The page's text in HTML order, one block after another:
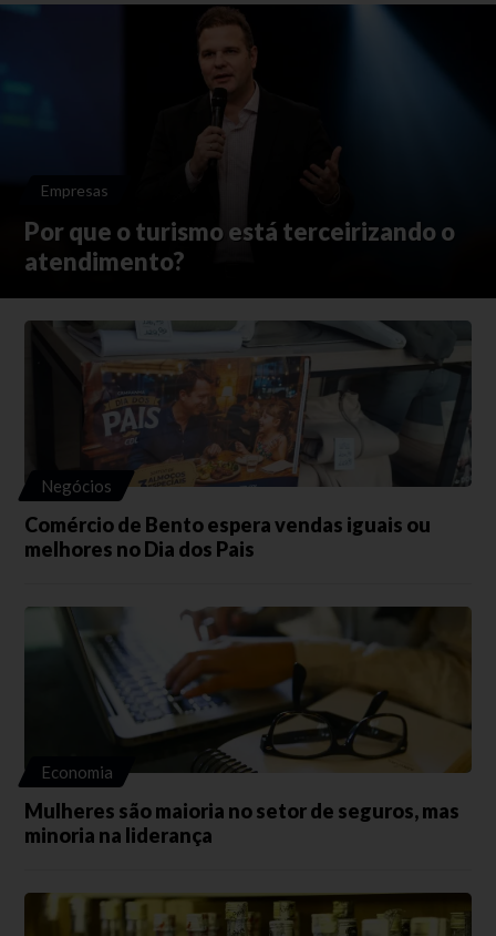
Empresas
Por que o turismo está terceirizando o
atendimento?
Negócios
Comércio de Bento espera vendas iguais ou
melhores no Dia dos Pais
Economia
Mulheres são maioria no setor de seguros, mas
minoria na liderança